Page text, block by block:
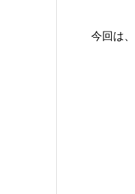
今回は、